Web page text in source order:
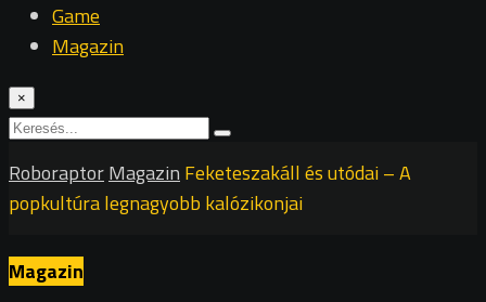
Game
Magazin
×
RoboraptorMagazin Feketeszakáll és utódai – A
popkultúra legnagyobb kalózikonjai
Magazin